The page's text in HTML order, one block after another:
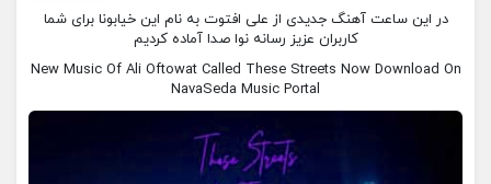
در این ساعت آهنگ جدیدی از علی افتوت به نام این خیابونا برای شما
کاربران عزیز رسانه نوا صدا آماده کردیم
New Music Of Ali Oftowat Called These Streets Now Download On
NavaSeda Music Portal